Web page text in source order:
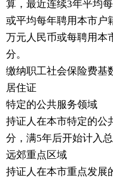
算，最近连续3年平均
或平均每年聘用本市户
万元人民币或每聘用本
分。
缴纳职工社会保险费基
居住证
特定的公共服务领域
持证人在本市特定的公
分，满5年后开始计入
远郊重点区域
持证人在本市重点发展